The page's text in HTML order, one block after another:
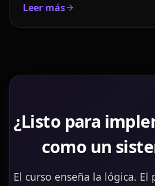
Leer más
¿Listo para
como un
El curso enseña la lógica.